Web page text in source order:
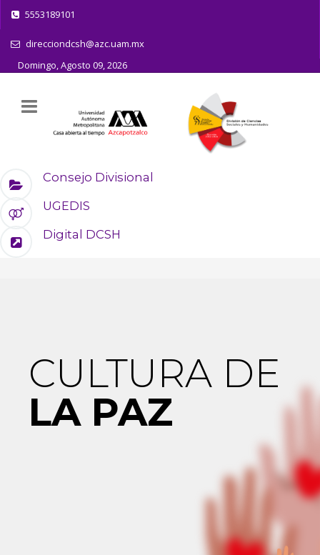
5553189101
direcciondcsh@azc.uam.mx
Domingo, Agosto 09, 2026
Consejo Divisional
UGEDIS
Digital DCSH
CULTURA DE
LA PAZ